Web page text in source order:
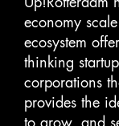
economy
ecosystem
thinking
corporations
provides the